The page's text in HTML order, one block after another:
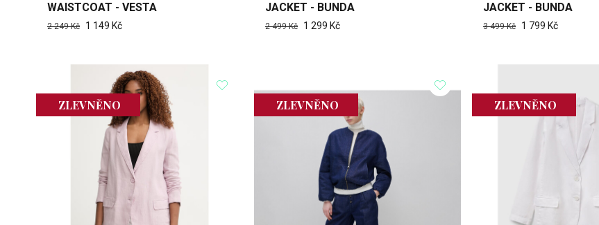
WAISTCOAT - VESTA
2 249 Kč 1 149 Kč
JACKET - BUNDA
2 499 Kč 1 299 Kč
JACKET - BUNDA
3 499 Kč 1 799 Kč
ZLEVNĚNO ZLEVNĚNO ZLEVNĚNO